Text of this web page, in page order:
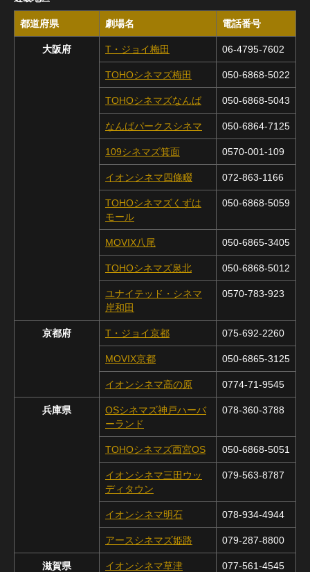
都道府県 劇場名 電話番号
大阪府 T・ジョイ梅田 06-4795-7602
TOHOシネマズ梅田 050-6868-5022
TOHOシネマズなんば 050-6868-5043
なんばパークスシネマ 050-6864-7125
109シネマズ箕面 0570-001-109
イオンシネマ四條畷 072-863-1166
TOHOシネマズくずは
モール
050-6868-5059
MOVIX八尾 050-6865-3405
TOHOシネマズ泉北 050-6868-5012
ユナイテッド・シネマ
岸和田
0570-783-923
京都府 T・ジョイ京都 075-692-2260
MOVIX京都 050-6865-3125
イオンシネマ高の原 0774-71-9545
兵庫県
OSシネマズ神戸ハーバ
ーランド
078-360-3788
TOHOシネマズ西宮OS 050-6868-5051
イオンシネマ三田ウッ
ディタウン
079-563-8787
イオンシネマ明石 078-934-4944
アースシネマズ姫路 079-287-8800
滋賀県 イオンシネマ草津 077-561-4545